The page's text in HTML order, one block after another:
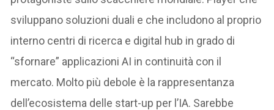
sviluppano soluzioni duali e che includono al proprio
interno centri di ricerca e digital hub in grado di
“sfornare” applicazioni AI in continuità con il
mercato. Molto più debole è la rappresentanza
dell’ecosistema delle start-up per l’IA. Sarebbe